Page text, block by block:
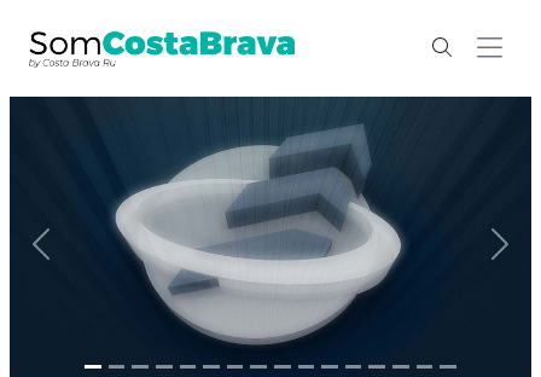
Anterior